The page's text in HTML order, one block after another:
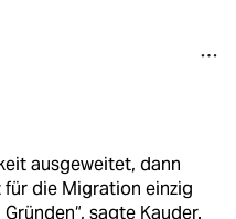
ausgeweitet, dann
für die Migration einzig
sagte Kauder.